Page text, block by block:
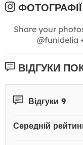
ФОТОГРАФІЇ
Share your
@funidelia
ВІДГУКИ
Відгуки 9
Середній